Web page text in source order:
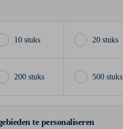
10 stuks 20 stuks
200 stuks 500 stuks
te personaliseren